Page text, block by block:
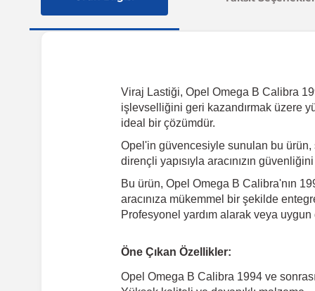
Viraj Lastiği, Opel Omega B Calibra
işlevselliğini geri kazandırmak üzere
ideal bir çözümdür.
Opel'in güvencesiyle sunulan bu ürün,
dirençli yapısıyla aracınızın
Bu ürün, Opel Omega B Calibra'nın
aracınıza mükemmel bir şekilde
Profesyonel yardım alarak veya
Öne Çıkan Özellikler:
Opel Omega B Calibra 1994 ve